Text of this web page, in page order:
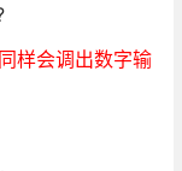
样会调出数字输